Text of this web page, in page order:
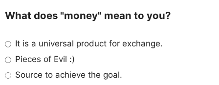
What does "money" mean to you?
It is a universal product for exchange.
Pieces of Evil :)
Source to achieve the goal.